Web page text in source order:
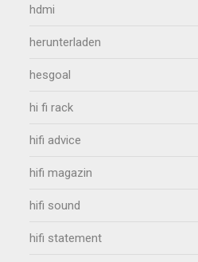
hdmi
herunterladen
hesgoal
hi fi rack
hifi advice
hifi magazin
hifi sound
hifi statement